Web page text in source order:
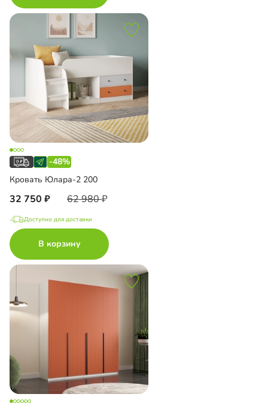
-48%
Кровать Юлара-2 200
32 750 62 980
Доступно для доставки
В корзину